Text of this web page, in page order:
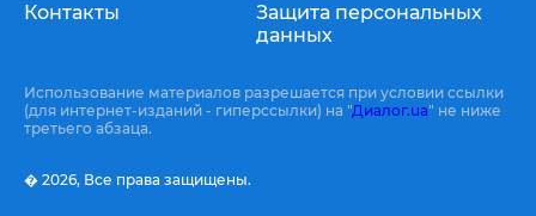
Контакты
Защита персональных
данных
Использование материалов разрешается при условии ссылки
(для интернет-изданий - гиперссылки) на "Диалог.ua" не ниже
третьего абзаца.
� 2026, Все права защищены.